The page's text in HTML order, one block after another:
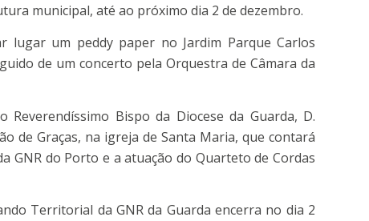
municipal, até ao próximo dia 2 de dezembro.
lugar um peddy paper no Jardim Parque Carlos
de um concerto pela Orquestra de Câmara da
Bispo da Diocese da Guarda, D.
de Graças, na igreja de Santa Maria, que contará
GNR do Porto e a atuação do Quarteto de Cordas
Territorial da GNR da Guarda encerra no dia 2